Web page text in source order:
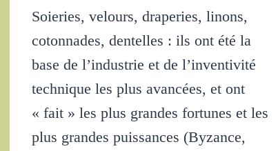
Soieries, velours, draperies, linons,
cotonnades, dentelles : ils ont été la
base de l’industrie et de l’inventivité
technique les plus avancées, et ont
« fait » les plus grandes fortunes et les
plus grandes puissances (Byzance,